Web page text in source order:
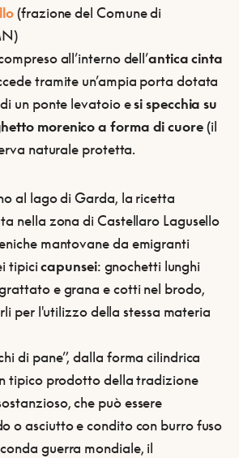
(frazione del Comune di
all’interno dell’antica cinta
tramite un’ampia porta dotata
un ponte levatoio esi specchia su
morenico a forma di cuore(il
naturale protetta.
al lago di Garda, la ricetta
nella zona di Castellaro Lagusello
mantovane da emigranti
tipicicapunsei: gnochetti lunghi
e grana e cotti nel brodo,
per l'utilizzo della stessa materia
di pane”, dalla forma cilindrica
tipico prodotto della tradizione
che può essere
o asciutto e condito con burro fuso
guerra mondiale, il